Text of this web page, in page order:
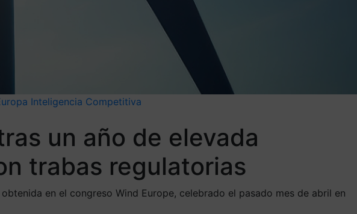
Inteligencia Competitiva
un año de elevada
trabas regulatorias
en el congreso Wind Europe, celebrado el pasado mes de abril en